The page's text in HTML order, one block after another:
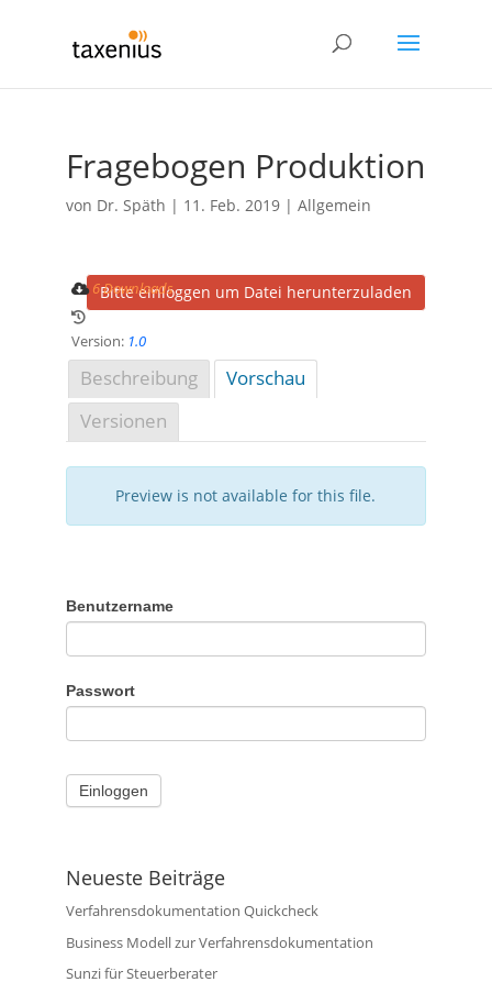
Fragebogen Produktion
von Dr. Späth | 11. Feb. 2019| Allgemein
Bitte einloggen um Datei herunterzuladen
6 Downloads
Version: 1.0
Beschreibung
Vorschau
Versionen
Preview is not available for this file.
Benutzername
Passwort
Neueste Beiträge
Verfahrensdokumentation Quickcheck
Business Modell zur Verfahrensdokumentation
Sunzi für Steuerberater